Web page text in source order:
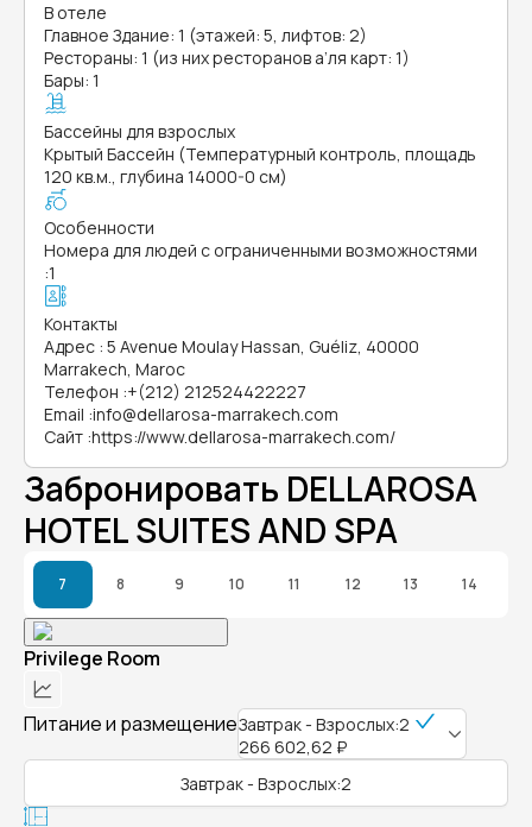
В отеле
Главное Здание: 1 (этажей: 5, лифтов: 2)
Рестораны: 1 (из них ресторанов а’ля карт: 1)
Бары: 1
Бассейны для взрослых
Крытый Бассейн (Температурный контроль, площадь
120 кв.м., глубина 14000-0 см)
Особенности
Номера для людей с ограниченными возможностями
:1
Контакты
Адрес : 5 Avenue Moulay Hassan, Guéliz, 40000
Marrakech, Maroc
Телефон :+(212) 212524422227
Email :info@dellarosa-marrakech.com
Сайт :https://www.dellarosa-marrakech.com/
Забронировать DELLAROSA
HOTEL SUITES AND SPA
7 8 9 10 11 12 13 14
Privilege Room
Питание и размещениеЗавтрак - Взрослых:2
266 602,62 ₽
Завтрак - Взрослых:2